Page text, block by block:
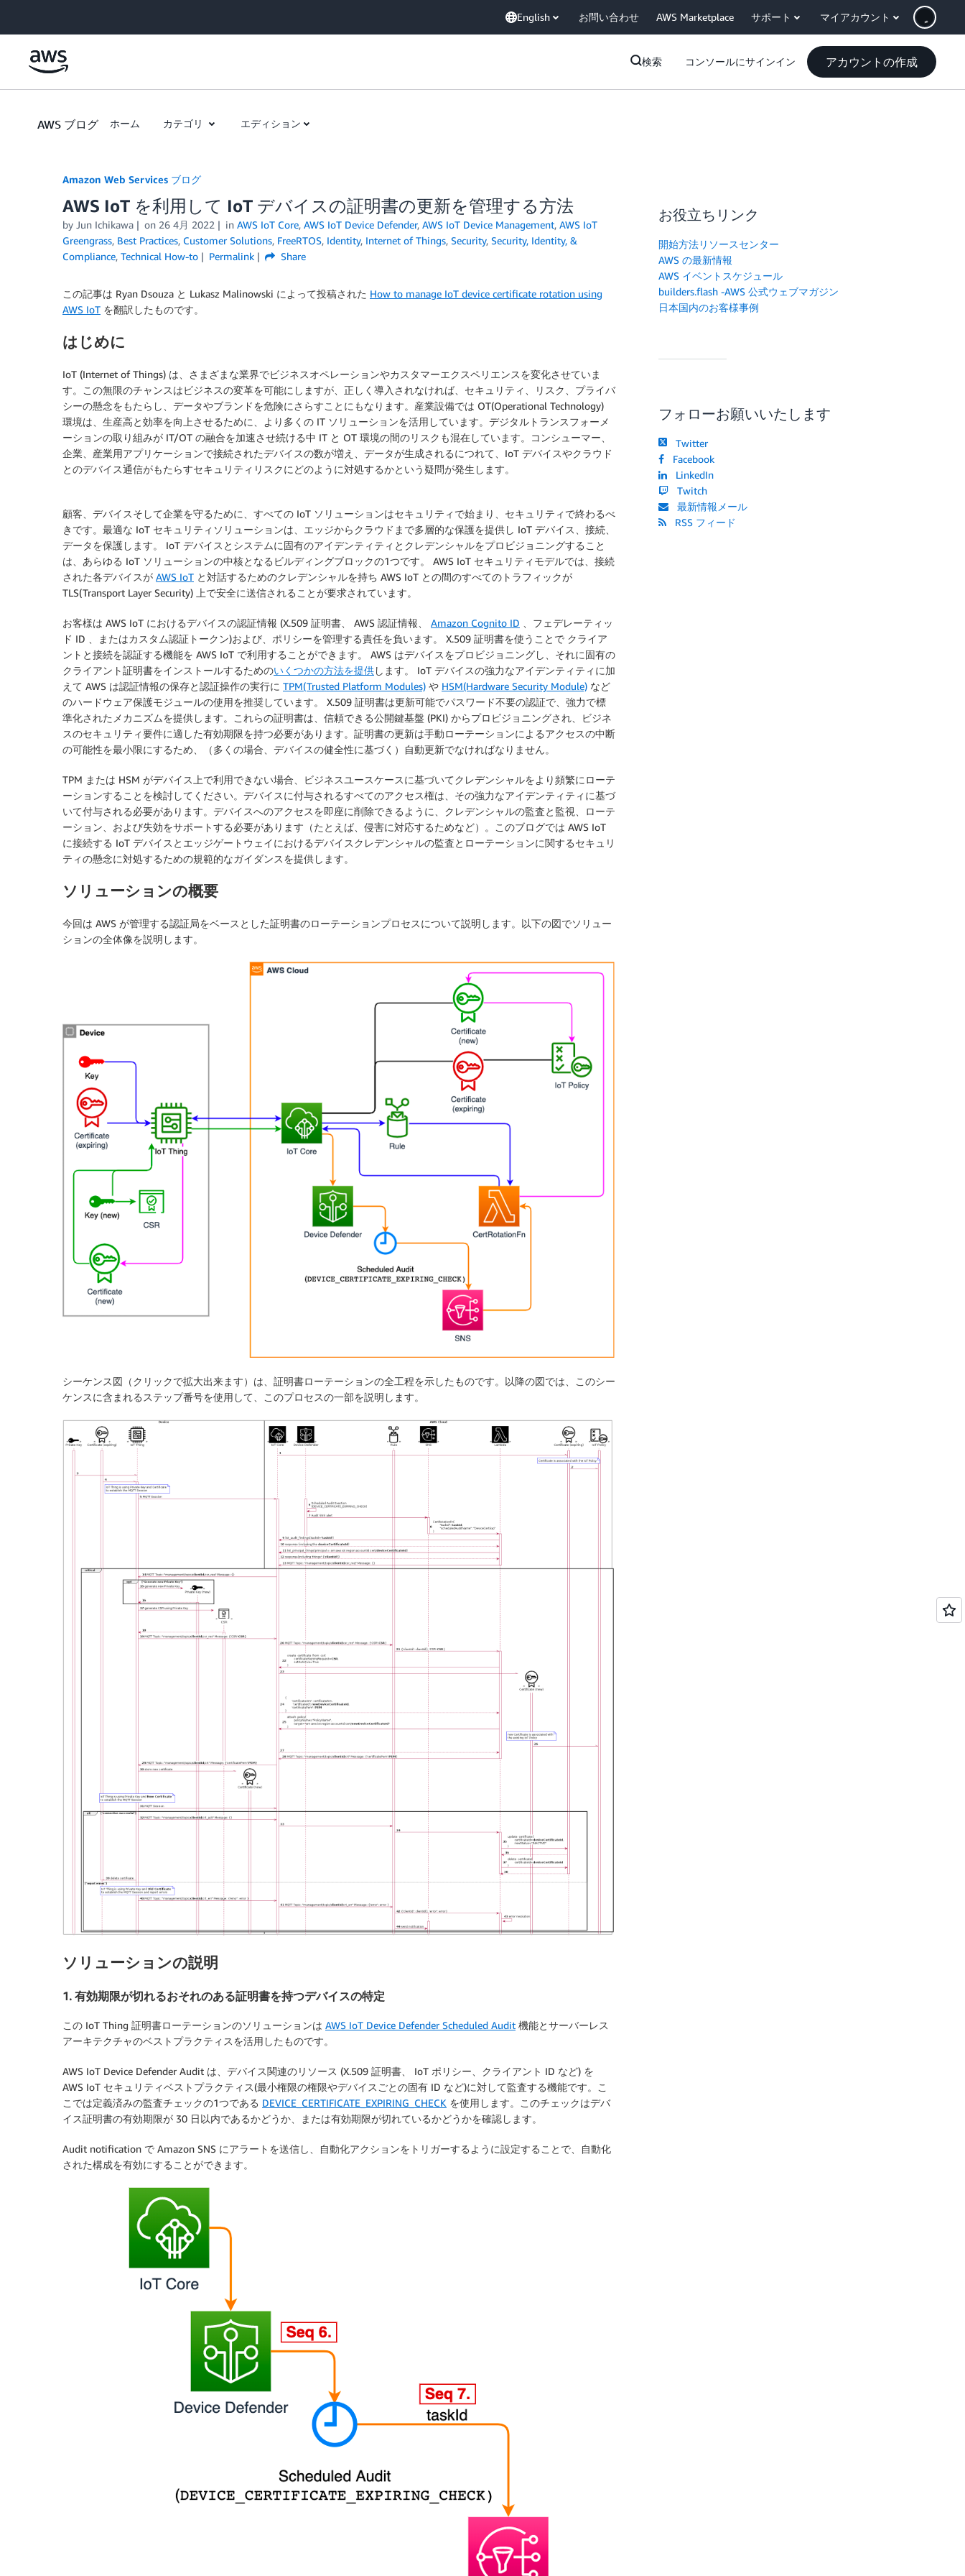
English お問い合わせ AWS Marketplace サポート マイアカウント
検索 コンソールにサインイン アカウントの作成
AWS ブログ ホーム カテゴリ エディション
Amazon Web Services ブログ
AWS IoT を利用して IoT デバイスの証明書の更新を管理する方法
by Jun Ichikawa on 26 4月 2022 in AWS IoT Core, AWS IoT Device Defender, AWS IoT Device Management, AWS IoT
Greengrass, Best Practices, Customer Solutions, FreeRTOS, Identity, Internet of Things, Security, Security, Identity, &
Compliance, Technical How-to Permalink Share
この記事は Ryan Dsouza と Lukasz Malinowski によって投稿された How to manage IoT device certificate rotation using
AWS IoT を翻訳したものです。
はじめに
IoT (Internet of Things) は、さまざまな業界でビジネスオペレーションやカスタマーエクスペリエンスを変化させていま
す。この無限のチャンスはビジネスの変革を可能にしますが、正しく導入されなければ、セキュリティ、リスク、プライバ
シーの懸念をもたらし、データやブランドを危険にさらすことにもなります。産業設備では OT(Operational Technology)
環境は、生産高と効率を向上させるために、より多くの IT ソリューションを活用しています。デジタルトランスフォーメ
ーションの取り組みが IT/OT の融合を加速させ続ける中 IT と OT 環境の間のリスクも混在しています。コンシューマー、
企業、産業用アプリケーションで接続されたデバイスの数が増え、データが生成されるにつれて、IoT デバイスやクラウド
とのデバイス通信がもたらすセキュリティリスクにどのように対処するかという疑問が発生します。
顧客、デバイスそして企業を守るために、すべての IoT ソリューションはセキュリティで始まり、セキュリティで終わるべ
きです。最適な IoT セキュリティソリューションは、エッジからクラウドまで多層的な保護を提供し IoT デバイス、接続、
データを保護します。 IoT デバイスとシステムに固有のアイデンティティとクレデンシャルをプロビジョニングすること
は、あらゆる IoT ソリューションの中核となるビルディングブロックの1つです。 AWS IoT セキュリティモデルでは、接続
された各デバイスが AWS IoT と対話するためのクレデンシャルを持ち AWS IoT との間のすべてのトラフィックが
TLS(Transport Layer Security) 上で安全に送信されることが要求されています。
お客様は AWS IoT におけるデバイスの認証情報 (X.509 証明書、 AWS 認証情報、 Amazon Cognito ID 、フェデレーティッ
ド ID 、またはカスタム認証トークン)および、ポリシーを管理する責任を負います。 X.509 証明書を使うことで クライア
ントと接続を認証する機能を AWS IoT で利用することができます。 AWS はデバイスをプロビジョニングし、それに固有の
クライアント証明書をインストールするためのいくつかの方法を提供します。 IoT デバイスの強力なアイデンティティに加
えて AWS は認証情報の保存と認証操作の実行に TPM(Trusted Platform Modules) や HSM(Hardware Security Module) など
のハードウェア保護モジュールの使用を推奨しています。 X.509 証明書は更新可能でパスワード不要の認証で、強力で標
準化されたメカニズムを提供します。これらの証明書は、信頼できる公開鍵基盤 (PKI) からプロビジョニングされ、ビジネ
スのセキュリティ要件に適した有効期限を持つ必要があります。証明書の更新は手動ローテーションによるアクセスの中断
の可能性を最小限にするため、（多くの場合、デバイスの健全性に基づく）自動更新でなければなりません。
TPM または HSM がデバイス上で利用できない場合、ビジネスユースケースに基づいてクレデンシャルをより頻繁にローテ
ーションすることを検討してください。デバイスに付与されるすべてのアクセス権は、その強力なアイデンティティに基づ
いて付与される必要があります。デバイスへのアクセスを即座に削除できるように、クレデンシャルの監査と監視、ローテ
ーション、および失効をサポートする必要があります（たとえば、侵害に対応するためなど）。このブログでは AWS IoT
に接続する IoT デバイスとエッジゲートウェイにおけるデバイスクレデンシャルの監査とローテーションに関するセキュリ
ティの懸念に対処するための規範的なガイダンスを提供します。
ソリューションの概要
今回は AWS が管理する認証局をベースとした証明書のローテーションプロセスについて説明します。以下の図でソリュー
ションの全体像を説明します。
シーケンス図（クリックで拡大出来ます）は、証明書ローテーションの全工程を示したものです。以降の図では、このシー
ケンスに含まれるステップ番号を使用して、このプロセスの一部を説明します。
ソリューションの説明
1. 有効期限が切れるおそれのある証明書を持つデバイスの特定
この IoT Thing 証明書ローテーションのソリューションは AWS IoT Device Defender Scheduled Audit 機能とサーバーレス
アーキテクチャのベストプラクティスを活用したものです。
AWS IoT Device Defender Audit は、デバイス関連のリソース (X.509 証明書、 IoT ポリシー、クライアント ID など) を
AWS IoT セキュリティベストプラクティス(最小権限の権限やデバイスごとの固有 ID など)に対して監査する機能です。こ
こでは定義済みの監査チェックの1つである DEVICE_CERTIFICATE_EXPIRING_CHECK を使用します。このチェックはデバ
イス証明書の有効期限が 30 日以内であるかどうか、または有効期限が切れているかどうかを確認します。
Audit notification で Amazon SNS にアラートを送信し、自動化アクションをトリガーするように設定することで、自動化
された構成を有効にすることができます。
お役立ちリンク
開始方法リソースセンター
AWS の最新情報
AWS イベントスケジュール
builders.flash -AWS 公式ウェブマガジン
日本国内のお客様事例
フォローお願いいたします
Twitter
Facebook
LinkedIn
Twitch
最新情報メール
RSS フィード